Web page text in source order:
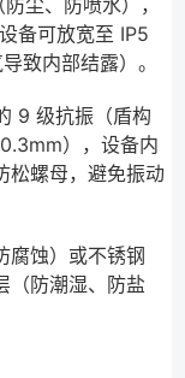
尘、防喷水），
备可放宽至 IP5
致内部结露）。
9 级抗振（盾构
），设备内
松螺母，避免振动
腐蚀）或不锈钢
（防潮湿、防盐